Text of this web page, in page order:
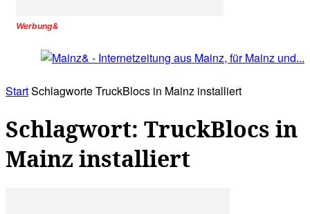
Werbung&
StartSchlagworteTruckBlocs in Mainz installiert
Schlagwort: TruckBlocs in
Mainz installiert